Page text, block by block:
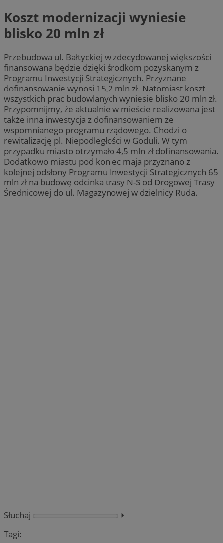
Koszt modernizacji wyniesie
blisko 20 mln zł
Przebudowa ul. Bałtyckiej w zdecydowanej większości
finansowana będzie dzięki środkom pozyskanym z
Programu Inwestycji Strategicznych. Przyznane
dofinansowanie wynosi 15,2 mln zł. Natomiast koszt
wszystkich prac budowlanych wyniesie blisko 20 mln zł.
Przypomnijmy, że aktualnie w mieście realizowana jest
także inna inwestycja z dofinansowaniem ze
wspomnianego programu rządowego. Chodzi o
rewitalizację pl. Niepodległości w Goduli. W tym
przypadku miasto otrzymało 4,5 mln zł dofinansowania.
Dodatkowo miastu pod koniec maja przyznano z
kolejnej odsłony Programu Inwestycji Strategicznych 65
mln zł na budowę odcinka trasy N-S od Drogowej Trasy
Średnicowej do ul. Magazynowej w dzielnicy Ruda.
Słuchaj
⏵︎
Tagi: